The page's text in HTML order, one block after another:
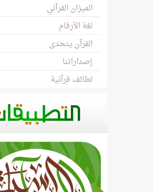
الميزان القرآني
لغة الأرقام
القرآن يتحدى
إصداراتنا
لطائف قرآنية